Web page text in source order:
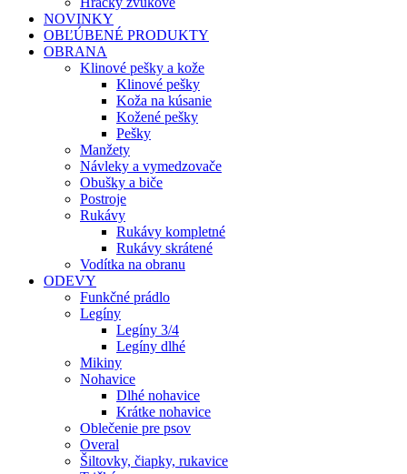
NOVINKY
OBĽÚBENÉ PRODUKTY
OBRANA
Klinové pešky a kože
Klinové pešky
Koža na kúsanie
Kožené pešky
Pešky
Manžety
Návleky a vymedzovače
Obušky a biče
Postroje
Rukávy
Rukávy kompletné
Rukávy skrátené
Vodítka na obranu
ODEVY
Funkčné prádlo
Legíny
Legíny 3/4
Legíny dlhé
Mikiny
Nohavice
Dlhé nohavice
Krátke nohavice
Oblečenie pre psov
Overal
Šiltovky, čiapky, rukavice